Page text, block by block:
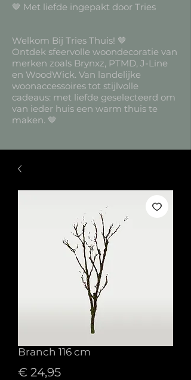
🤎 Met liefde ingepakt door Tries
Welkom Bij Tries Thuis! 🤎
Ontdek sfeervolle woondecoratie van
merken zoals Brynxz, PTMD, J-Line
en WoodWick. Van landelijke
woonaccessoires tot stijlvolle
cadeaus: met liefde geselecteerd om
van ieder huis een warm thuis te
maken. 🤎
Branch 116 cm
€ 24,95Prijs